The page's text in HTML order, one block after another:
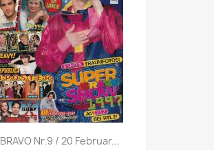
Vorschau
BRAVO Nr.9 / 20 Februar...